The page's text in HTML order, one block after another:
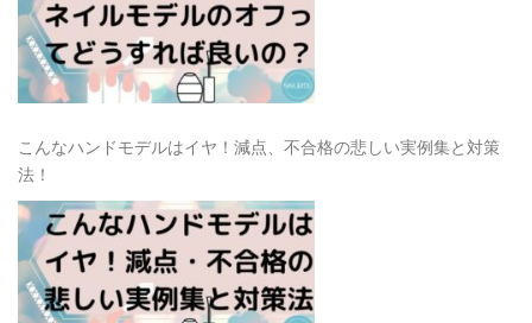
こんなハンドモデルはイヤ！減点、不合格の悲しい実例集と対策
法！